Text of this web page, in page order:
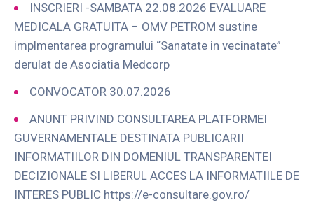
INSCRIERI -SAMBATA 22.08.2026 EVALUARE
MEDICALA GRATUITA – OMV PETROM sustine
implmentarea programului “Sanatate in vecinatate”
derulat de Asociatia Medcorp
CONVOCATOR 30.07.2026
ANUNT PRIVIND CONSULTAREA PLATFORMEI
GUVERNAMENTALE DESTINATA PUBLICARII
INFORMATIILOR DIN DOMENIUL TRANSPARENTEI
DECIZIONALE SI LIBERUL ACCES LA INFORMATIILE DE
INTERES PUBLIC https://e-consultare.gov.ro/